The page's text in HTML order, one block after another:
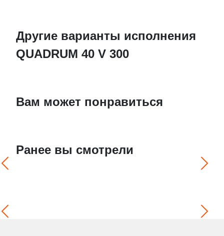
Другие варианты исполнения
QUADRUM 40 V 300
Вам может понравиться
Ранее вы смотрели